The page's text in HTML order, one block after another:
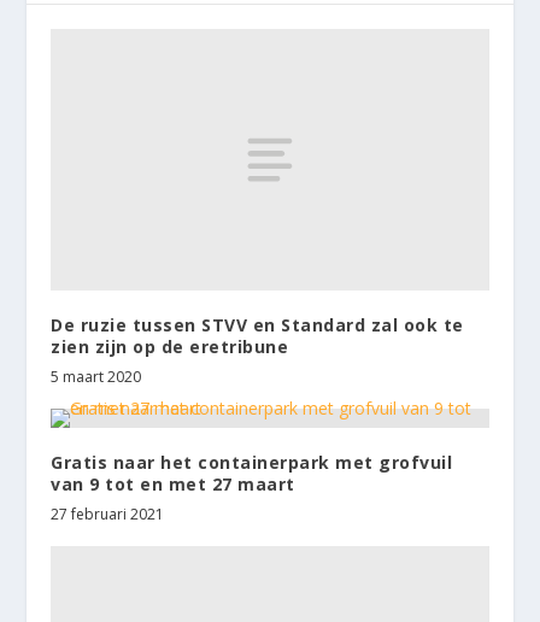
De ruzie tussen STVV en Standard zal ook te
zien zijn op de eretribune
5 maart 2020
Gratis naar het containerpark met grofvuil
van 9 tot en met 27 maart
27 februari 2021